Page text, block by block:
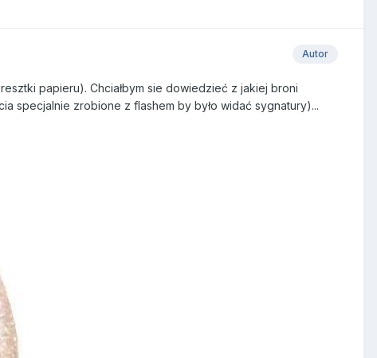
Autor
papieru). Chciałbym sie dowiedzieć z jakiej broni
specjalnie zrobione z flashem by było widać sygnatury)...